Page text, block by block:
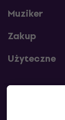
Muziker
Zakup
Użyteczne